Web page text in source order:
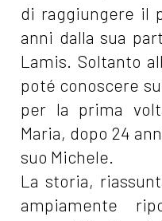
di raggiungere il
anni dalla sua
Lamis. Soltanto
poté conoscere
per la prima
Maria, dopo 24
suo Michele.
La storia,
ampiamente